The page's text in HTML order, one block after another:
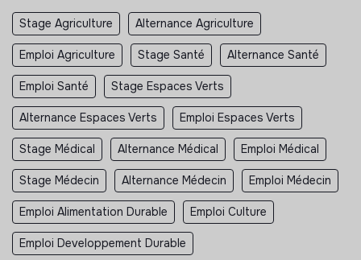
Stage Agriculture Alternance Agriculture
Emploi Agriculture Stage Santé Alternance Santé
Emploi Santé Stage Espaces Verts
Alternance Espaces Verts Emploi Espaces Verts
Stage Médical Alternance Médical Emploi Médical
Stage Médecin Alternance Médecin Emploi Médecin
Emploi Alimentation Durable Emploi Culture
Emploi Developpement Durable